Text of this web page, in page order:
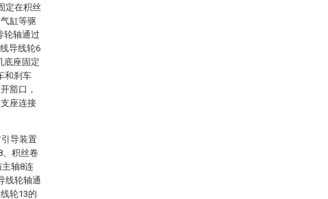
定在积丝
缸等驱
轮轴通过
导线轮6
底座固定
和刹车
豁口，
座连接
导装置
、积丝卷
轴8连
线轮轴通
轮13的